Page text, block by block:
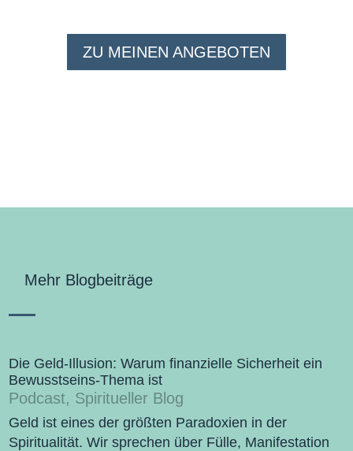
ZU MEINEN ANGEBOTEN
Mehr Blogbeiträge
Die Geld-Illusion: Warum finanzielle Sicherheit ein
Bewusstseins-Thema ist
Podcast, Spiritueller Blog
Geld ist eines der größten Paradoxien in der
Spiritualität. Wir sprechen über Fülle, Manifestation